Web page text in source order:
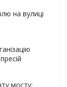
на вулиці
мосту: